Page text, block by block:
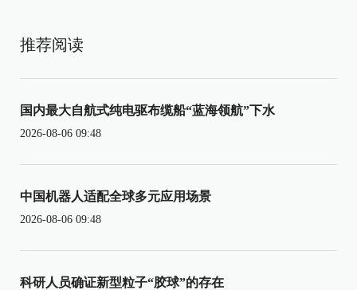
推荐阅读
国内最大自航式纯电驱布缆船“蓝海领航”下水
2026-08-06 09:48
中国机器人适配全球多元应用场景
2026-08-06 09:48
科研人员确证新型粒子“胶球”的存在